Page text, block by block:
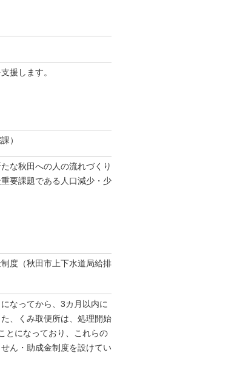
援します。
）
な秋田への人の流れづくり
要課題である人口減少・少
度（秋田市上下水道局給排
なってから、3カ月以内に
、くみ取便所は、処理開始
とになっており、これらの
ん・助成金制度を設けてい